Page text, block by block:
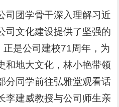
司团学骨干深入理解习近
司文化建设提供了坚强的
是公司建校71周年，为
和地大文化，林小艳带领
分同学前往弘雅堂观看话
李建威教授与公司师生亲